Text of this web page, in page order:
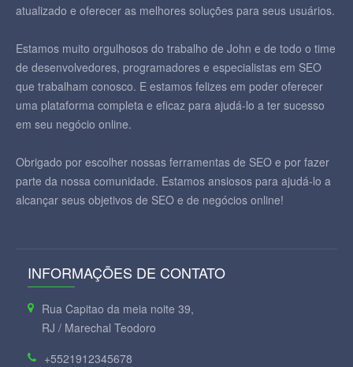
atualizado e oferecer as melhores soluções para seus usuários.
Estamos muito orgulhosos do trabalho de John e de todo o time
de desenvolvedores, programadores e especialistas em SEO
que trabalham conosco. E estamos felizes em poder oferecer
uma plataforma completa e eficaz para ajudá-lo a ter sucesso
em seu negócio online.
Obrigado por escolher nossas ferramentas de SEO e por fazer
parte da nossa comunidade. Estamos ansiosos para ajudá-lo a
alcançar seus objetivos de SEO e de negócios online!
INFORMAÇÕES DE CONTATO
Rua Capitao da meia noite 39,
RJ / Marechal Teodoro
+5521912345678